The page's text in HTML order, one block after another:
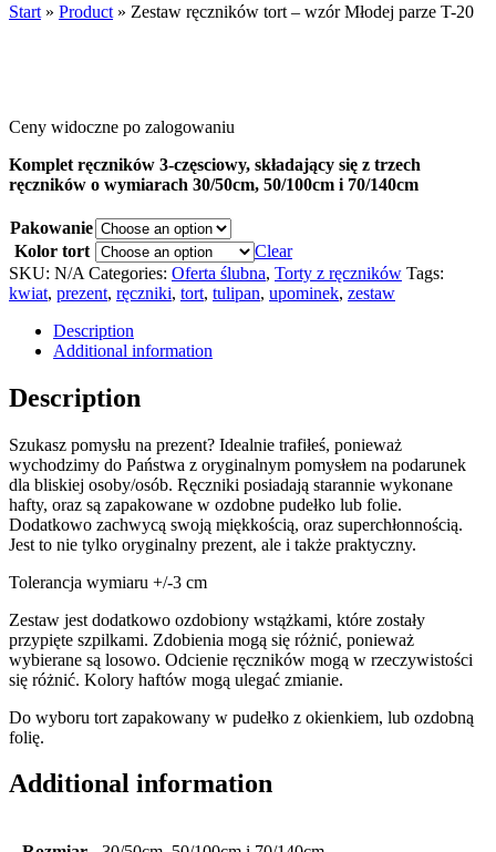
Start » Product » Zestaw ręczników tort – wzór Młodej parze T-20
Ceny widoczne po zalogowaniu
Komplet ręczników 3-częsciowy, składający się z trzech
ręczników o wymiarach 30/50cm, 50/100cm i 70/140cm
Pakowanie
Kolor tort
Clear
SKU: N/A Categories: Oferta ślubna, Torty z ręczników Tags:
kwiat, prezent, ręczniki, tort, tulipan, upominek, zestaw
Description
Additional information
Description
Szukasz pomysłu na prezent? Idealnie trafiłeś, ponieważ
wychodzimy do Państwa z oryginalnym pomysłem na podarunek
dla bliskiej osoby/osób. Ręczniki posiadają starannie wykonane
hafty, oraz są zapakowane w ozdobne pudełko lub folie.
Dodatkowo zachwycą swoją miękkością, oraz superchłonnością.
Jest to nie tylko oryginalny prezent, ale i także praktyczny.
Tolerancja wymiaru +/-3 cm
Zestaw jest dodatkowo ozdobiony wstążkami, które zostały
przypięte szpilkami. Zdobienia mogą się różnić, ponieważ
wybierane są losowo. Odcienie ręczników mogą w rzeczywistości
się różnić. Kolory haftów mogą ulegać zmianie.
Do wyboru tort zapakowany w pudełko z okienkiem, lub ozdobną
folię.
Additional information